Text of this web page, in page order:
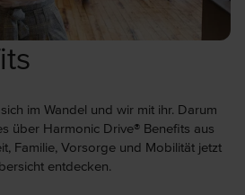
im Wandel und wir mit ihr. Darum
über Harmonic Drive® Benefits aus
Familie, Vorsorge und Mobilität jetzt
entdecken.